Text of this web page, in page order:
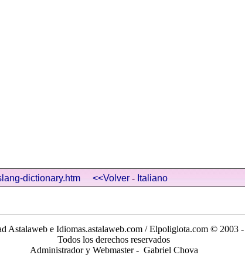
dictionary.htm <<Volver - Italiano
Astalaweb e Idiomas.astalaweb.com / Elpoliglota.com © 2003
Todos los derechos reservados
Administrador y Webmaster - Gabriel Chova